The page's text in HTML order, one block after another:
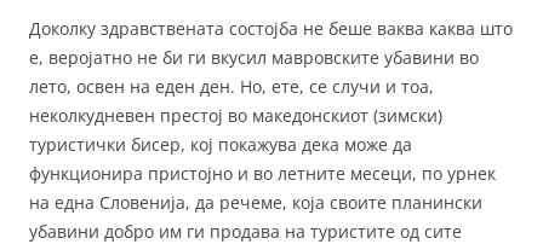
Доколку здравствената состојба не беше ваква каква што
е, веројатно не би ги вкусил мавровските убавини во
лето, освен на еден ден. Но, ете, се случи и тоа,
неколкудневен престој во македонскиот (зимски)
туристички бисер, кој покажува дека може да
функционира пристојно и во летните месеци, по урнек
на една Словенија, да речеме, која своите планински
убавини добро им ги продава на туристите од сите